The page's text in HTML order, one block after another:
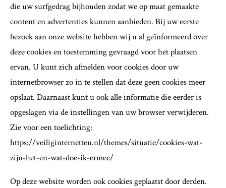
die uw surfgedrag bijhouden zodat we op maat gemaakte
content en advertenties kunnen aanbieden. Bij uw eerste
bezoek aan onze website hebben wij u al geïnformeerd over
deze cookies en toestemming gevraagd voor het plaatsen
ervan. U kunt zich afmelden voor cookies door uw
internetbrowser zo in te stellen dat deze geen cookies meer
opslaat. Daarnaast kunt u ook alle informatie die eerder is
opgeslagen via de instellingen van uw browser verwijderen.
Zie voor een toelichting:
https://veiliginternetten.nl/themes/situatie/cookies-wat-
zijn-het-en-wat-doe-ik-ermee/
Op deze website worden ook cookies geplaatst door derden.